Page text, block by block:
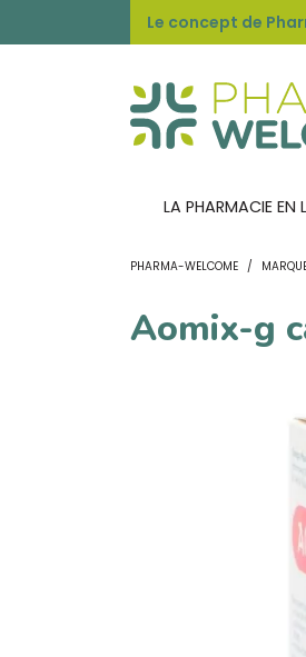
Le concept de
LA PHARMACIE EN
PHARMA-WELCOME
Aomix-g